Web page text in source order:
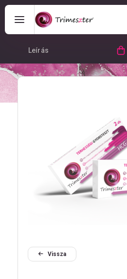
Leírás
Vissza